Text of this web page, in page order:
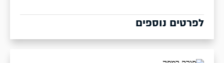
לפרטים נוספים